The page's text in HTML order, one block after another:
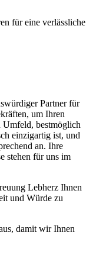
für eine verlässliche
Partner für
um Ihren
Umfeld, bestmöglich
einzigartig ist, und
an. Ihre
stehen für uns im
Lebherz Ihnen
und Würde zu
damit wir Ihnen